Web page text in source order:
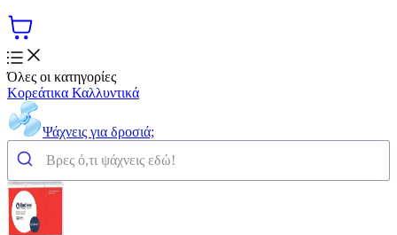
Όλες οι κατηγορίες
Κορεάτικα Καλλυντικά
Ψάχνεις για δροσιά;